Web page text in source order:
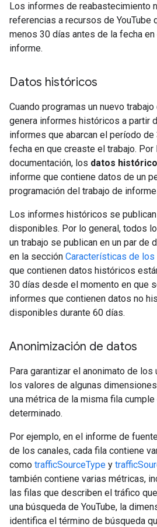
Los informes de reabastecimiento
referencias a recursos de YouTube
menos 30 días antes de la fecha
informe.
Datos históricos
Cuando programas un nuevo
genera informes históricos a partir
informes que abarcan el período
fecha en que creaste el trabajo. Por
documentación, los datos
informe que contiene datos de un
programación del trabajo de
Los informes históricos se
disponibles. Por lo general, todos
un trabajo se publican en un par de
en la sección Características de
que contienen datos históricos
30 días desde el momento en que
informes que contienen datos no
disponibles durante 60 días.
Anonimización de datos
Para garantizar el anonimato de los
los valores de algunas
una métrica de la misma fila cumple
determinado.
Por ejemplo, en el informe de
de los canales, cada fila contiene
como trafficSourceType y
también contiene varias métricas,
las filas que describen el tráfico
una búsqueda de YouTube, la
identifica el término de búsqueda